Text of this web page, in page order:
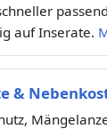
auf Inserate.
&